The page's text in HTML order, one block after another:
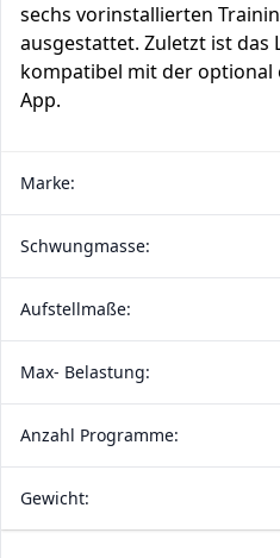
sechs vorinstallierten
ausgestattet. Zuletzt ist das
kompatibel mit der optional
App.
Marke:
Schwungmasse:
Aufstellmaße:
Max- Belastung:
Anzahl Programme:
Gewicht: